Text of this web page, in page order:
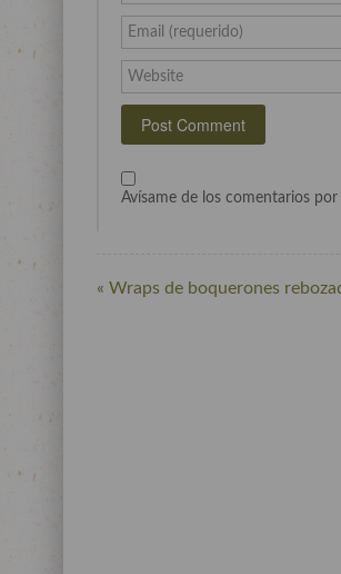
Email (requerido)
Website
Avísame de los comentarios por
« Wraps de boquerones